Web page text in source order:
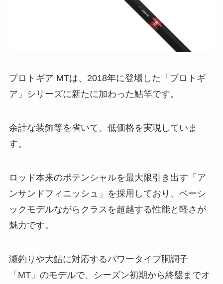
プロトギア MTは、2018年に登場した「プロトギ
ア」シリーズに新たに加わった鮎竿です。
余計な装飾等を省いて、低価格を実現していま
す。
ロッド本来のポテンシャルを最大限引き出す「ア
ンサンドフィニッシュ」を採用しており、ベーシ
ックモデルながらクラスを超越する性能と軽さが
魅力です。
瀬釣りや大鮎に対応するパワータイプ胴調子
「MT」のモデルで、シーズン初期から終盤までオ